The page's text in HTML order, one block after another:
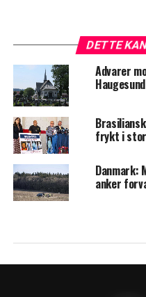
DETTE
Advarer
Haugesund
frykt i
Danmark:
anker